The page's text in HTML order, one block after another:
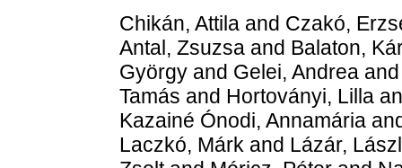
Chikán, Attila and Czakó,
Antal, Zsuzsa and Balaton,
György and Gelei, Andrea
Tamás and Hortoványi, Lilla
Kazainé Ónodi, Annamária
Laczkó, Márk and Lázár,